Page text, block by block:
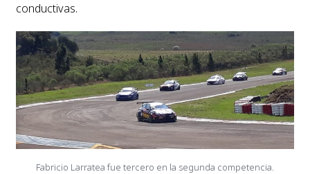
conductivas.
Fabricio Larratea fue tercero en la segunda competencia.